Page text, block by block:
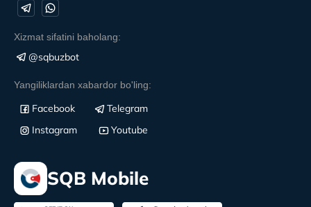
Xizmat sifatini baholang:
@sqbuzbot
Yangiliklardan xabardor bo'ling:
Facebook
Telegram
Instagram
Youtube
SQB Mobile